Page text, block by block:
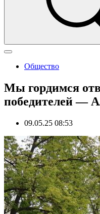
Общество
Мы гордимся
победителей —
09.05.25 08:53